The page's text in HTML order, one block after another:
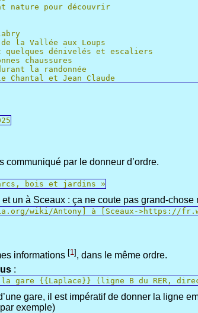
nature pour découvrir
la Vallée aux Loups
quelques dénivelés et escaliers
chaussures
la randonnée
Chantal et Jean Claude
communiqué par le donneur d’ordre.
bois et jardins »
un à Sceaux : ça ne coute pas grand-
wiki/Antony] à [Sceaux->https://
informations [1] , dans le même ordre.
:
la gare {{Laplace}} (ligne B du RER,
gare, il est impératif de donner la ligne
exemple)